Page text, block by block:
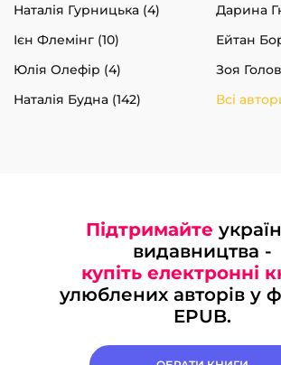
Наталія Гурницька (4)
Дарина
Ієн Флемінг (10)
Ейтан
Юлія Олефір (4)
Зоя
Наталія Будна (142)
Всі
Підтримайте
видавництва -
купіть електронні
улюблених авторів у
EPUB.